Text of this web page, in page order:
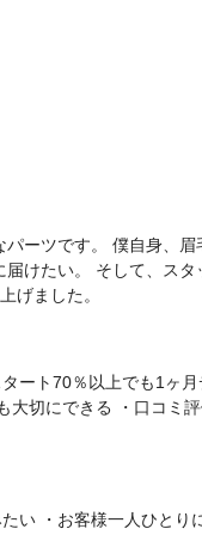
ーツです。 僕自身、
けたい。 そして、ス
げました。
ート70％以上でも1ヶ
切にできる ・口コミ
い ・お客様一人ひと